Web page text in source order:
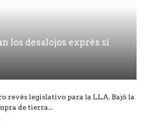
los desalojos exprés si
revés legislativo para la LLA. Bajó la
de tierra...